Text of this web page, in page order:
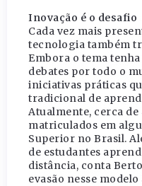
Inovação é o desafio
Cada vez mais
tecnologia também
Embora o tema
debates por todo o
iniciativas práticas
tradicional de
Atualmente, cerca de
matriculados em
Superior no Brasil.
de estudantes
distância, conta
evasão nesse